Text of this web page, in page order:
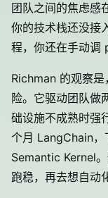
团队之间的焦虑感
你的技术栈还没接
程，你还在手动调
Richman 的观察
险。它驱动团队做
础设施不成熟时强
个月 LangChain
Semantic Kernel
跑稳，再去想自动